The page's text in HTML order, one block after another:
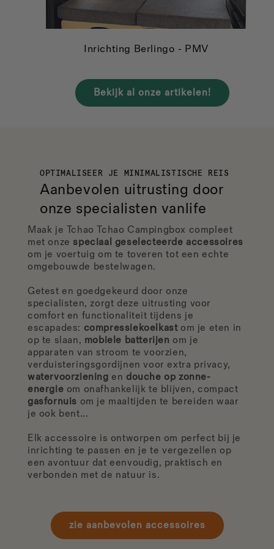
Inrichting Berlingo - PMV
Bekijk al onze artikelen!
OPTIMALISEER JE MINIMALISTISCHE REIS
Aanbevolen uitrusting door
onze specialisten vanlife
Maak je Tchao Tchao Campingbox compleet
met onze speciaal geselecteerde accessoires
om je voertuig om te toveren tot een echte
omgebouwde bestelwagen.
Getest en goedgekeurd door onze
specialisten, zorgt deze uitrusting voor
comfort en functionaliteit tijdens je
escapades: compressiekoelkastom je eten in
op te slaan, mobiele batterijen om je
apparaten van stroom te voorzien,
verduisteringsgordijnen voor extra privacy,
watervoorziening en douche op zonne-
energie om onafhankelijk te blijven, compact
gasfornuis om je maaltijden te bereiden waar
je ook bent...
Elk accessoire is ontworpen om perfect bij je
inrichting te passen en je te vergezellen op
een avontuur dat eenvoudig, praktisch en
verbonden met de natuur is.
zie aanbevolen accessoires